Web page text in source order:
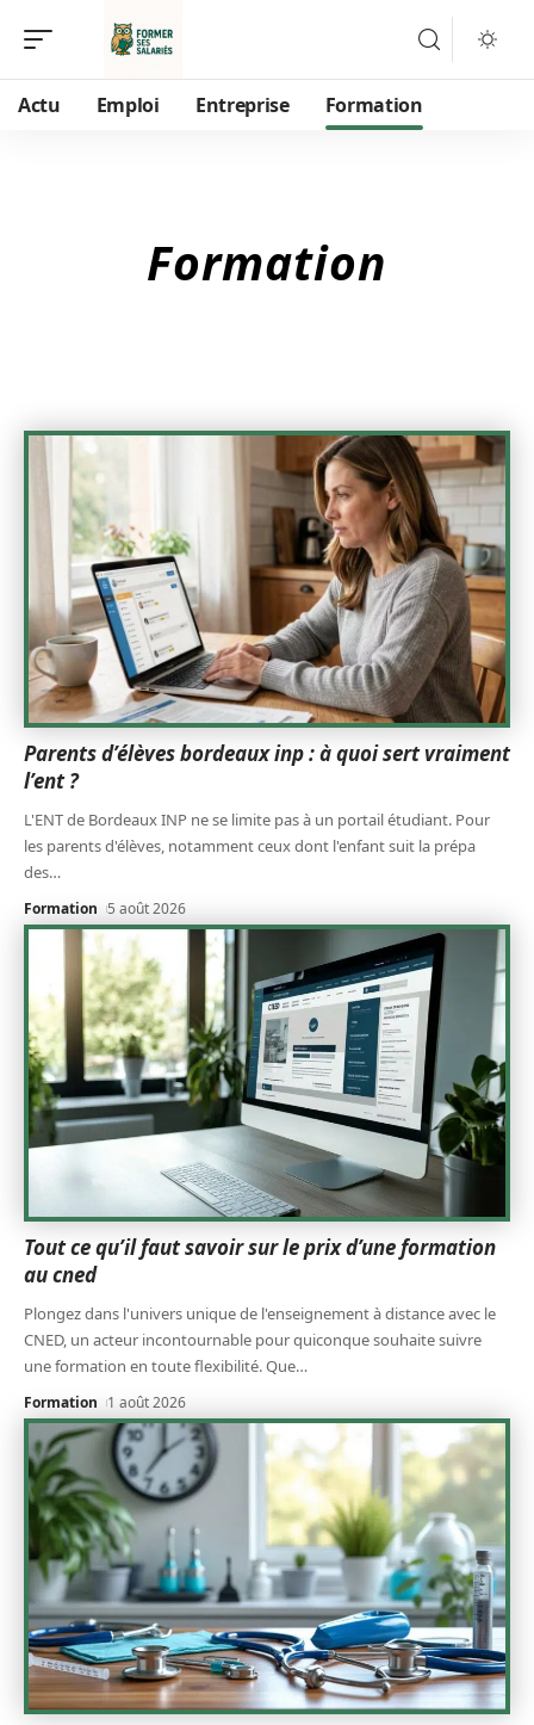
Actu Emploi Entreprise Formation
Formation
Parents d’élèves bordeaux inp : à quoi sert vraiment
l’ent ?
L'ENT de Bordeaux INP ne se limite pas à un portail étudiant. Pour
les parents d'élèves, notamment ceux dont l'enfant suit la prépa
des…
Formation 5 août 2026
Tout ce qu’il faut savoir sur le prix d’une formation
au cned
Plongez dans l'univers unique de l'enseignement à distance avec le
CNED, un acteur incontournable pour quiconque souhaite suivre
une formation en toute flexibilité. Que…
Formation 1 août 2026